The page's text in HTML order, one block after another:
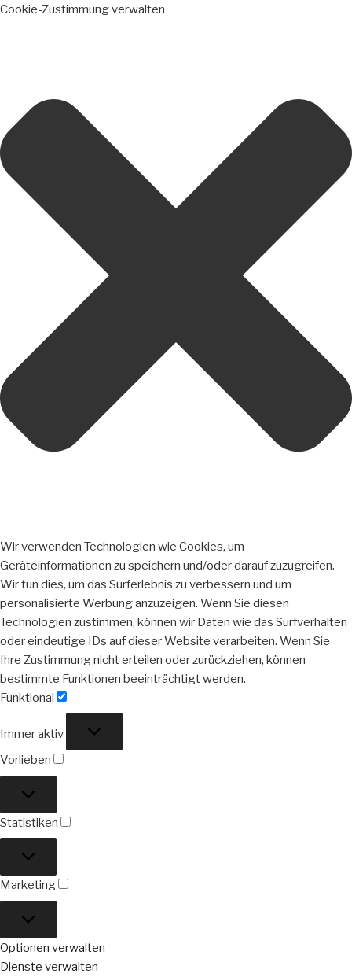
Cookie-Zustimmung verwalten
Wir verwenden Technologien wie Cookies, um
Geräteinformationen zu speichern und/oder darauf zuzugreifen.
Wir tun dies, um das Surferlebnis zu verbessern und um
personalisierte Werbung anzuzeigen. Wenn Sie diesen
Technologien zustimmen, können wir Daten wie das Surfverhalten
oder eindeutige IDs auf dieser Website verarbeiten. Wenn Sie
Ihre Zustimmung nicht erteilen oder zurückziehen, können
bestimmte Funktionen beeinträchtigt werden.
Funktional
Immer aktiv
Vorlieben
Statistiken
Marketing
Optionen verwalten
Dienste verwalten